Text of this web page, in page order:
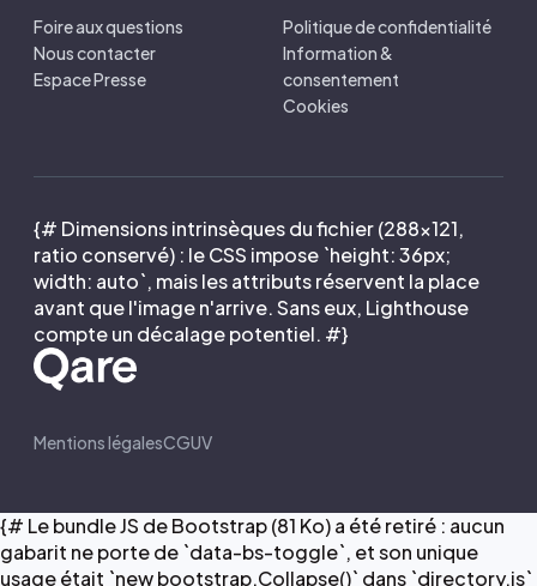
Foire aux questions
Nous contacter
Espace Presse
Politique de confidentialité
Information &
consentement
Cookies
{# Dimensions intrinsèques du fichier (288×121,
ratio conservé) : le CSS impose `height: 36px;
width: auto`, mais les attributs réservent la place
avant que l'image n'arrive. Sans eux, Lighthouse
compte un décalage potentiel. #}
Mentions légalesCGUV
{# Le bundle JS de Bootstrap (81 Ko) a été retiré : aucun
gabarit ne porte de `data-bs-toggle`, et son unique
usage était `new bootstrap.Collapse()` dans `directory.js`